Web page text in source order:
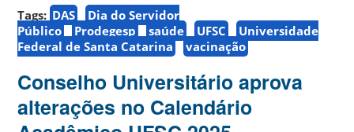
Tags: DAS
Dia do Servidor
Público
Prodegesp saúde UFSC
Universidade
Federal de Santa Catarina
vacinação
Conselho Universitário aprova
alterações no Calendário